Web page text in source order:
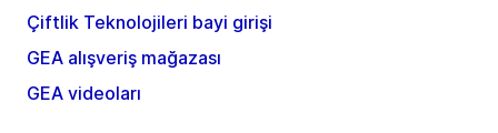
Çiftlik Teknolojileri bayi girişi
GEA alışveriş mağazası
GEA videoları